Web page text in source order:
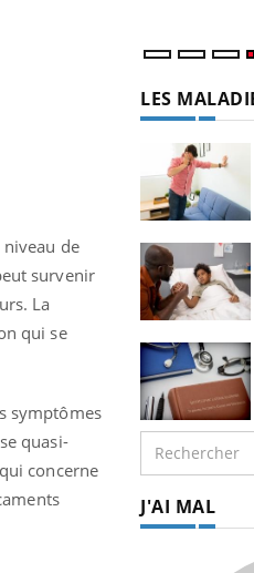
niveau de
survenir
La
qui se
symptômes
quasi-
concerne
LES
J'AI MAL